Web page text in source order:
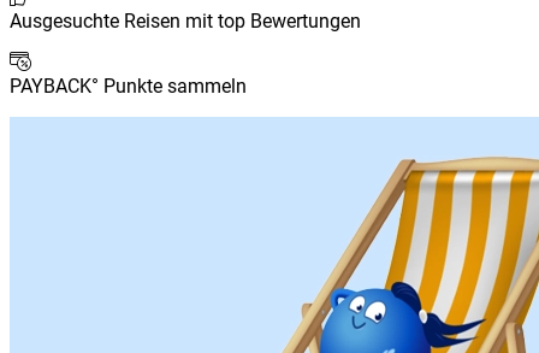
Ausgesuchte Reisen mit top Bewertungen
PAYBACK° Punkte sammeln